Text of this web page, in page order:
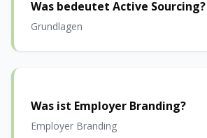
Was bedeutet Active Sourcing?
Grundlagen
Was ist Employer Branding?
Employer Branding